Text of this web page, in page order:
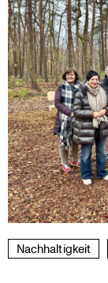
Nachhal­tig­keit